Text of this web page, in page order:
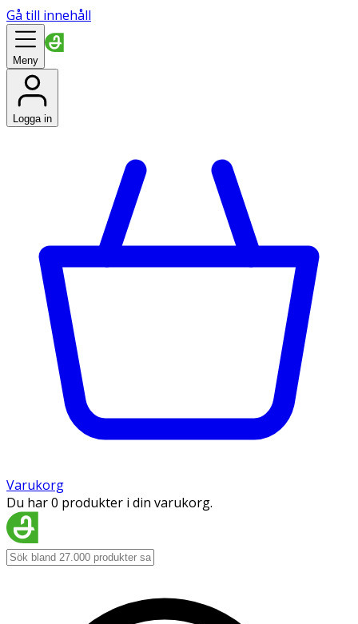
Gå till innehåll
Meny
Logga in
Varukorg
Du har 0 produkter i din varukorg.